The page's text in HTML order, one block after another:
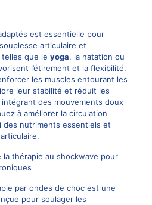
est essentielle pour
articulaire et
telles que le yoga, la natation ou
l’étirement et la flexibilité.
les muscles entourant les
leur stabilité et réduit les
des mouvements doux
à améliorer la circulation
des nutriments essentiels et
thérapie au shockwave pour
par ondes de choc est une
pour soulager les